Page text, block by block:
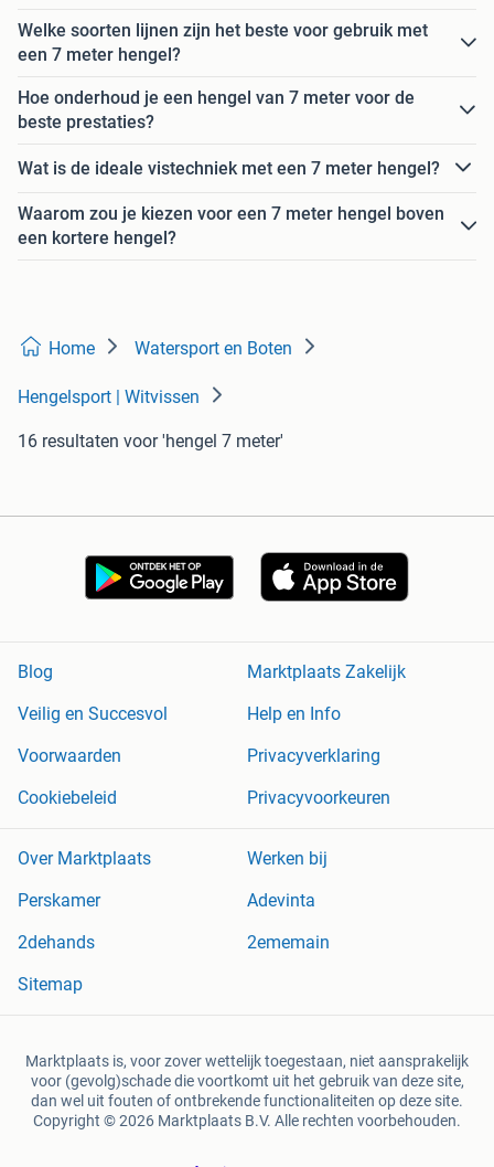
Welke soorten lijnen zijn het beste voor gebruik met
een 7 meter hengel?
Hoe onderhoud je een hengel van 7 meter voor de
beste prestaties?
Wat is de ideale vistechniek met een 7 meter hengel?
Waarom zou je kiezen voor een 7 meter hengel boven
een kortere hengel?
Home Watersport en Boten
Hengelsport | Witvissen
16 resultaten voor 'hengel 7 meter'
Blog
Marktplaats Zakelijk
Veilig en Succesvol
Help en Info
Voorwaarden
Privacyverklaring
Cookiebeleid
Privacyvoorkeuren
Over Marktplaats
Werken bij
Perskamer
Adevinta
2dehands
2ememain
Sitemap
Marktplaats is, voor zover wettelijk toegestaan, niet aansprakelijk
voor (gevolg)schade die voortkomt uit het gebruik van deze site,
dan wel uit fouten of ontbrekende functionaliteiten op deze site.
Copyright © 2026 Marktplaats B.V. Alle rechten voorbehouden.